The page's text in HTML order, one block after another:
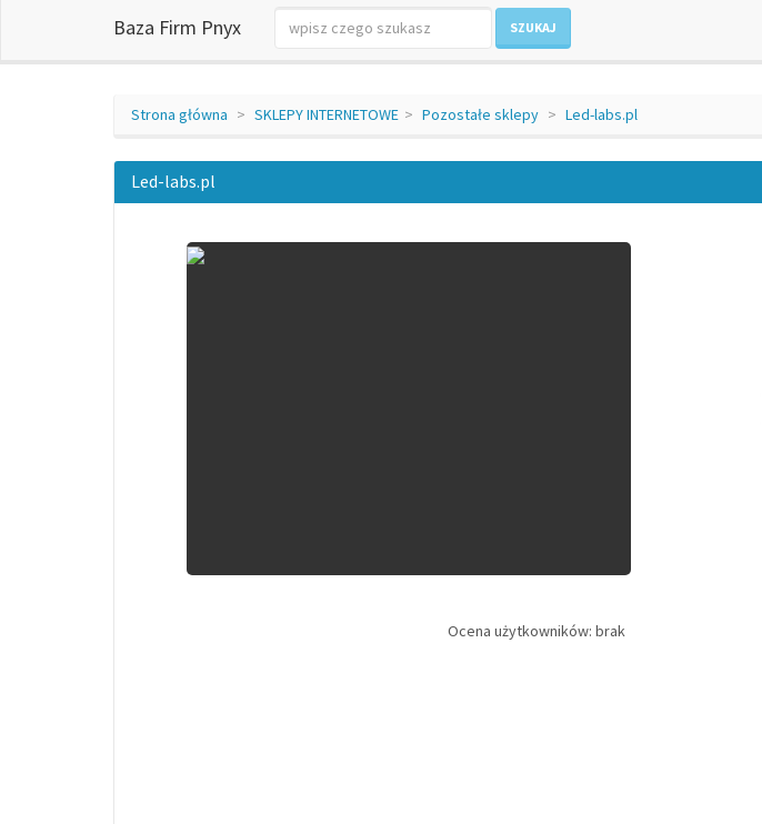
Baza Firm Pnyx SZUKAJ
Strona główna SKLEPY INTERNETOWE Pozostałe sklepy Led-labs.pl
Led-labs.pl
Ocena użytkowników: brak